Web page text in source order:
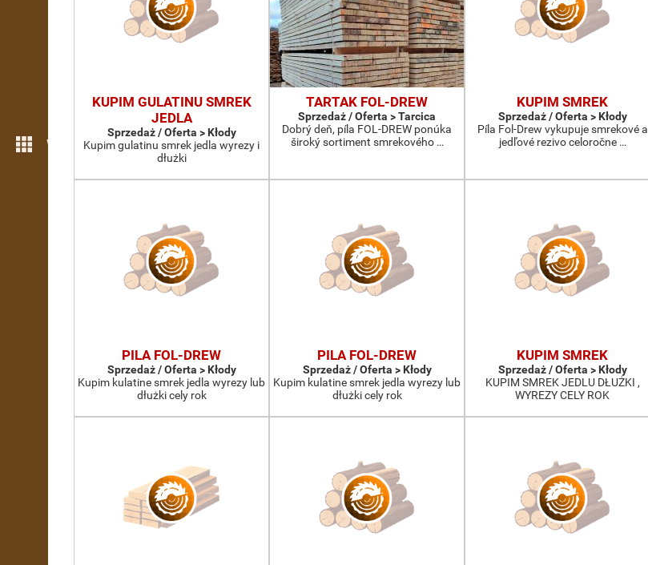
Więcej możliwości
KUPIM GULATINU SMREK
JEDLA
Sprzedaż / Oferta > Kłody
Kupim gulatinu smrek jedla wyrezy i
dłużki
TARTAK FOL-DREW
Sprzedaż / Oferta > Tarcica
Dobrý deň, píla FOL-DREW ponúka
široký sortiment smrekového …
KUPIM SMREK
Sprzedaż / Oferta > Kłody
Píla Fol-Drew vykupuje smrekové a
jedľové rezivo celoročne …
PILA FOL-DREW
Sprzedaż / Oferta > Kłody
Kupim kulatine smrek jedla wyrezy lub
dłużki cely rok
PILA FOL-DREW
Sprzedaż / Oferta > Kłody
Kupim kulatine smrek jedla wyrezy lub
dłużki cely rok
KUPIM SMREK
Sprzedaż / Oferta > Kłody
KUPIM SMREK JEDLU DŁUŻKI ,
WYREZY CELY ROK